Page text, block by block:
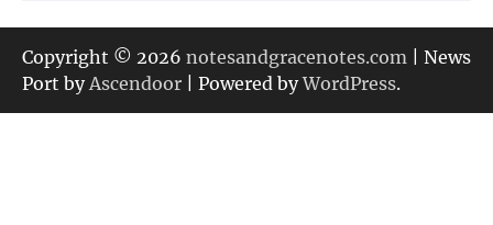
ゴ
リ
ー
Copyright © 2026 notesandgracenotes.com | News
Port by Ascendoor | Powered byWordPress.